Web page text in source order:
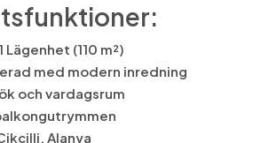
Lägenhet (110 m²)
med modern inredning
och vardagsrum
Alanya